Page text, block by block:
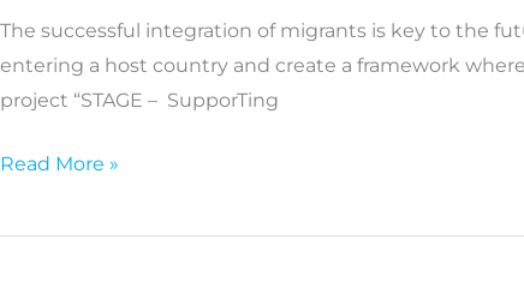
The successful integration of migrants is key to the
entering a host country and create a framework
project “STAGE – SupporTing
combating
racism
through
services
Read More »